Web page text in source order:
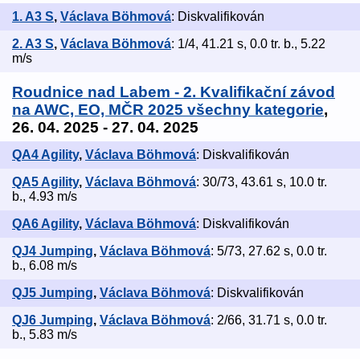
1. A3 S, Václava Böhmová: Diskvalifikován
2. A3 S, Václava Böhmová: 1/4, 41.21 s, 0.0 tr. b., 5.22
m/s
Roudnice nad Labem - 2. Kvalifikační závod
na AWC, EO, MČR 2025 všechny kategorie,
26. 04. 2025 - 27. 04. 2025
QA4 Agility, Václava Böhmová: Diskvalifikován
QA5 Agility, Václava Böhmová: 30/73, 43.61 s, 10.0 tr.
b., 4.93 m/s
QA6 Agility, Václava Böhmová: Diskvalifikován
QJ4 Jumping, Václava Böhmová: 5/73, 27.62 s, 0.0 tr.
b., 6.08 m/s
QJ5 Jumping, Václava Böhmová: Diskvalifikován
QJ6 Jumping, Václava Böhmová: 2/66, 31.71 s, 0.0 tr.
b., 5.83 m/s